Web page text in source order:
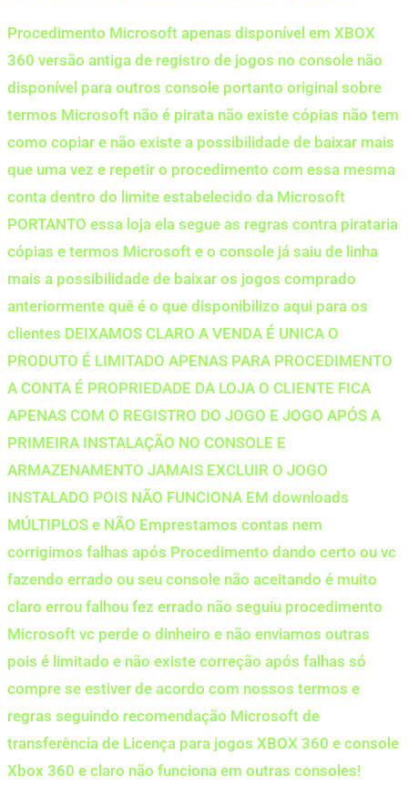
Procedimento Microsoft apenas disponível em XBOX
360 versão antiga de registro de jogos no console não
disponível para outros console portanto original sobre
termos Microsoft não é pirata não existe cópias não tem
como copiar e não existe a possibilidade de baixar mais
que uma vez e repetir o procedimento com essa mesma
conta dentro do limite estabelecido da Microsoft
PORTANTO essa loja ela segue as regras contra pirataria
cópias e termos Microsoft e o console já saiu de linha
mais a possibilidade de baixar os jogos comprado
anteriormente quê é o que disponibilizo aqui para os
clientes DEIXAMOS CLARO A VENDA É UNICA O
PRODUTO É LIMITADO APENAS PARA PROCEDIMENTO
A CONTA É PROPRIEDADE DA LOJA O CLIENTE FICA
APENAS COM O REGISTRO DO JOGO E JOGO APÓS A
PRIMEIRA INSTALAÇÃO NO CONSOLE E
ARMAZENAMENTO JAMAIS EXCLUIR O JOGO
INSTALADO POIS NÃO FUNCIONA EM downloads
MÚLTIPLOS e NÃO Emprestamos contas nem
corrigimos falhas após Procedimento dando certo ou vc
fazendo errado ou seu console não aceitando é muito
claro errou falhou fez errado não seguiu procedimento
Microsoft vc perde o dinheiro e não enviamos outras
pois é limitado e não existe correção após falhas só
compre se estiver de acordo com nossos termos e
regras seguindo recomendação Microsoft de
transferência de Licença para jogos XBOX 360 e console
Xbox 360 e claro não funciona em outras consoles!